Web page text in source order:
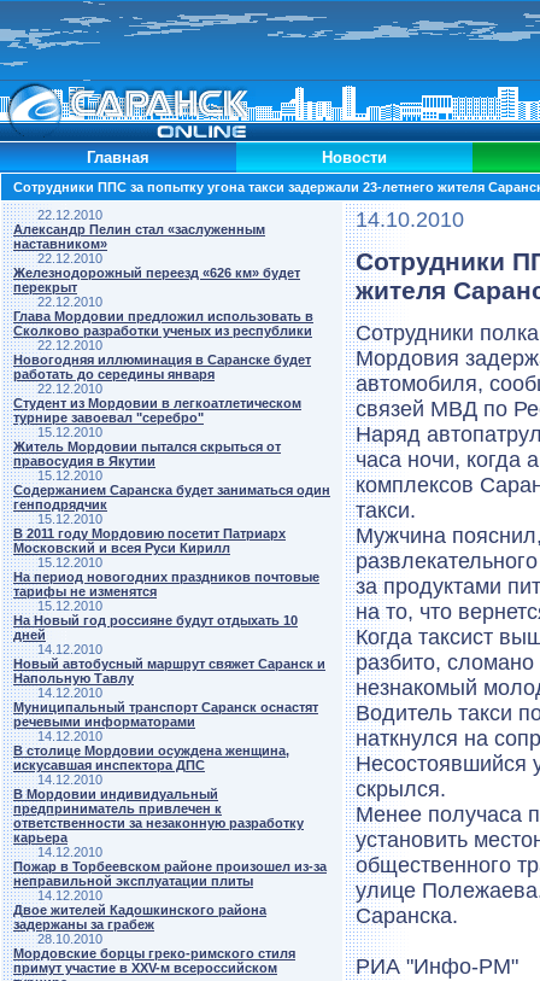
Главная Новости
Сотрудники ППС за попытку угона такси задержали 23-летнего жителя
22.12.2010
Александр Пелин стал «заслуженным
наставником»
22.12.2010
Железнодорожный переезд «626 км» будет
перекрыт
22.12.2010
Глава Мордовии предложил использовать в
Сколково разработки ученых из республики
22.12.2010
Новогодняя иллюминация в Саранске будет
работать до середины января
22.12.2010
Студент из Мордовии в легкоатлетическом
турнире завоевал "серебро"
15.12.2010
Житель Мордовии пытался скрыться от
правосудия в Якутии
15.12.2010
Содержанием Саранска будет заниматься один
генподрядчик
15.12.2010
В 2011 году Мордовию посетит Патриарх
Московский и всея Руси Кирилл
15.12.2010
На период новогодних праздников почтовые
тарифы не изменятся
15.12.2010
На Новый год россияне будут отдыхать 10
дней
14.12.2010
Новый автобусный маршрут свяжет Саранск и
Напольную Тавлу
14.12.2010
Муниципальный транспорт Саранск оснастят
речевыми информаторами
14.12.2010
В столице Мордовии осуждена женщина,
искусавшая инспектора ДПС
14.12.2010
В Мордовии индивидуальный
предприниматель привлечен к
ответственности за незаконную разработку
карьера
14.12.2010
Пожар в Торбеевском районе произошел из-за
неправильной эксплуатации плиты
14.12.2010
Двое жителей Кадошкинского района
задержаны за грабеж
28.10.2010
Мордовские борцы греко-римского стиля
примут участие в ХХV-м всероссийском
14.10.2010
Сотрудники
жителя
Сотрудники
Мордовия
автомобиля,
связей МВД по
Наряд
часа ночи, когда
комплексов
такси.
Мужчина
за продуктами
на то, что
Когда таксист
разбито,
незнакомый
Водитель такси
наткнулся на
Несостоявшийся
скрылся.
Менее получаса
установить
общественного
улице
Саранска.
РИА "Инфо-РМ"